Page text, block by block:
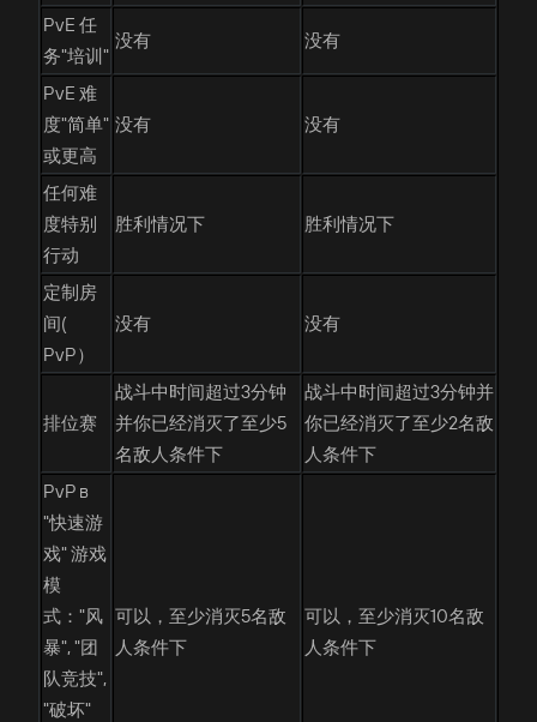
PvE 任
务"培训"
没有 没有
PvE 难
度"简单"
或更高
没有 没有
任何难
度特别
行动
胜利情况下 胜利情况下
定制房
间(
PvP）
没有 没有
排位赛
战斗中时间超过3分钟
并你已经消灭了至少5
名敌人条件下
战斗中时间超过3分钟并
你已经消灭了至少2名敌
人条件下
PvP в
"快速游
戏" 游戏
模
式："风
暴", "团
队竞技",
"破坏"
可以，至少消灭5名敌
人条件下
可以，至少消灭10名敌
人条件下